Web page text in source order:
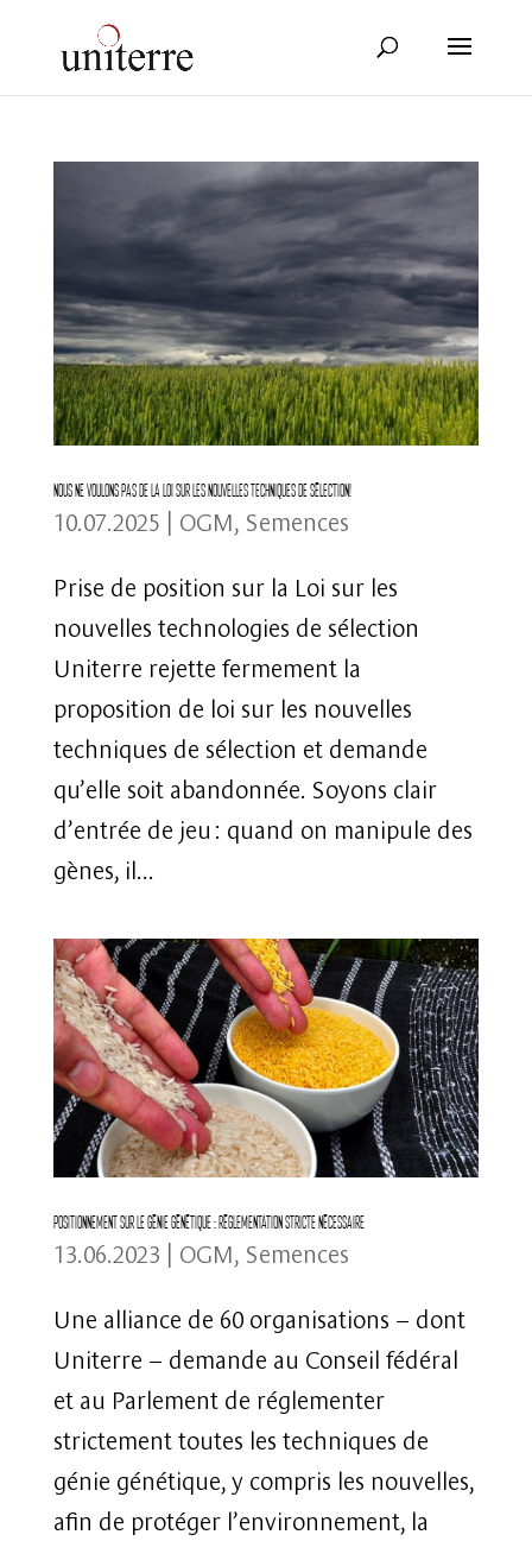
Nous ne voulons pas de la Loi sur les nouvelles techniques de sélection!
10.07.2025 | OGM, Semences
Prise de position sur la Loi sur les
nouvelles technologies de sélection
Uniterre rejette fermement la
proposition de loi sur les nouvelles
techniques de sélection et demande
qu’elle soit abandonnée. Soyons clair
d’entrée de jeu : quand on manipule des
gènes, il...
Positionnement sur le génie génétique : réglementation stricte nécessaire
13.06.2023 | OGM, Semences
Une alliance de 60 organisations – dont
Uniterre – demande au Conseil fédéral
et au Parlement de réglementer
strictement toutes les techniques de
génie génétique, y compris les nouvelles,
afin de protéger l’environnement, la